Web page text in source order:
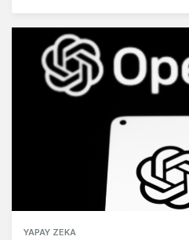
YAPAY ZEKA